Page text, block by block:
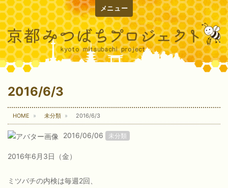
メニュー
2016/6/3
HOME 未分類 2016/6/3
2016/06/06 未分類
2016年6月3日（金）
ミツバチの内検は毎週2回、